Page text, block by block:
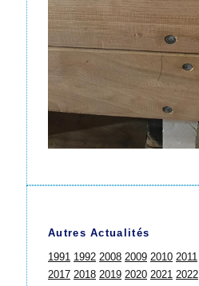
Autres Actualités
1991 1992 2008 2009 2010 2011
2017 2018 2019 2020 2021 2022